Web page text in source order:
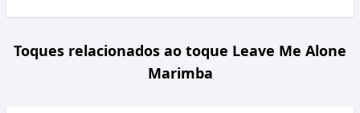
Toques relacionados ao toque Leave Me Alone
Marimba